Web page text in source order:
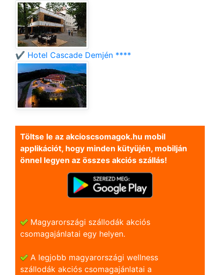
✔️ Hotel Cascade Demjén ****
Töltse le az akcioscsomagok.hu mobil
applikációt, hogy minden kütyüjén, mobilján
önnel legyen az összes akciós szállás!
Magyarországi szállodák akciós
csomagajánlatai egy helyen.
A legjobb magyarországi wellness
szállodák akciós csomagajánlatai a